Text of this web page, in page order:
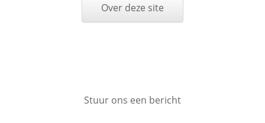
Over deze site
Stuur ons een bericht